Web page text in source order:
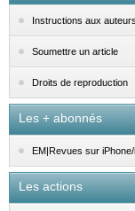
Instructions aux auteurs
Soumettre un article
Droits de reproduction
Les + abonnés
EM|Revues sur
Les actions